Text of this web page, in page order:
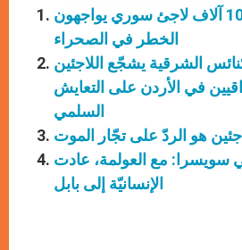
الأردن: أكثر من 10 آلاف لاجئ سوري يواجهون
الخطر في الصحراء
الشرقية يشجّع اللاجئين
في الأردن على التعايش
السلمي
سويسرا: مع العولمة، عادت
الإنسانيّة إلى بابل